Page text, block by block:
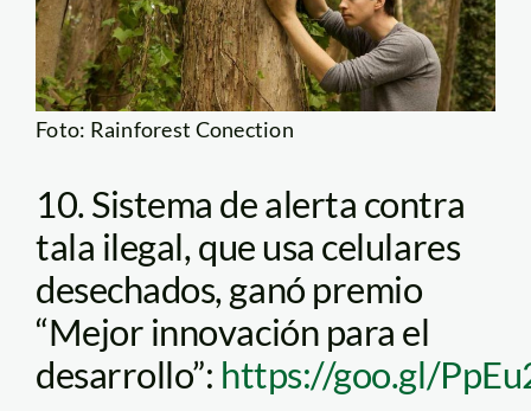
Foto: Rainforest Conection
10. Sistema de alerta contra
tala ilegal, que usa celulares
desechados, ganó premio
“Mejor innovación para el
desarrollo”: https://goo.gl/